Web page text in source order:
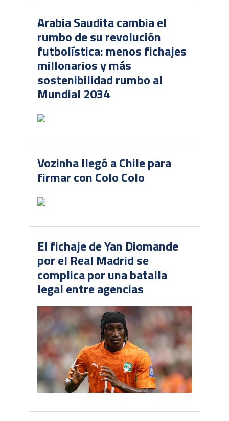
Arabia Saudita cambia el
rumbo de su revolución
futbolística: menos fichajes
millonarios y más
sostenibilidad rumbo al
Mundial 2034
Vozinha llegó a Chile para
firmar con Colo Colo
El fichaje de Yan Diomande
por el Real Madrid se
complica por una batalla
legal entre agencias